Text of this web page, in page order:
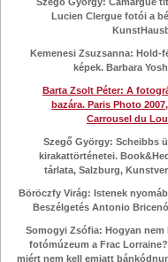
Lucien Clergue fotói a
Kemenesi Zsuzsanna: Hold-
képek. Barbara
Barta Zsolt Péter: A
bazára. Paris Photo
Carrousel du
Szegő György: Scheibbs
kirakattörténetei.
tárlata, Salzburg,
Böröczfy Virág: Istenek
Beszélgetés Antonio
Somogyi Zsófia: Hogyan nem
fotómúzeum a Frac
miért nem kell emiatt